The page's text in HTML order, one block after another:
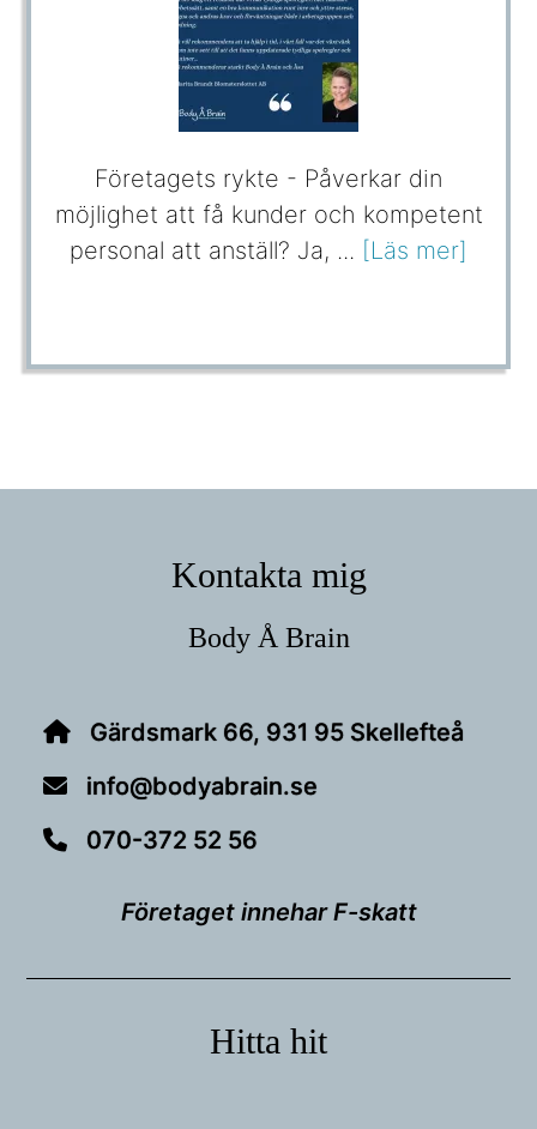
Företagets rykte - Påverkar din
möjlighet att få kunder och kompetent
personal att anställ? Ja, ... [Läs mer]
Kontakta mig
Body Å Brain
Gärdsmark 66, 931 95 Skellefteå
info@bodyabrain.se
070-372 52 56
Företaget innehar F-skatt
Hitta hit